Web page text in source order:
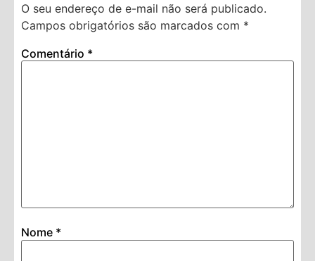
O seu endereço de e-mail não será publicado.
Campos obrigatórios são marcados com *
Comentário *
Nome *